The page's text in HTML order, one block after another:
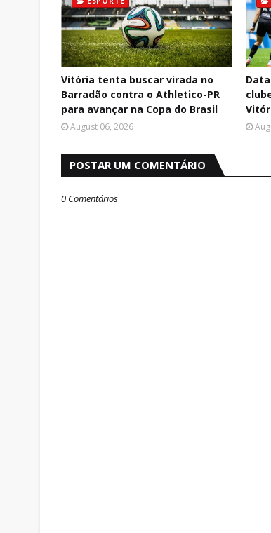
Vitória tenta buscar virada no
Barradão contra o Athletico-PR
para avançar na Copa do Brasil
August 06, 2026
POSTAR UM COMENTÁRIO
0 Comentários